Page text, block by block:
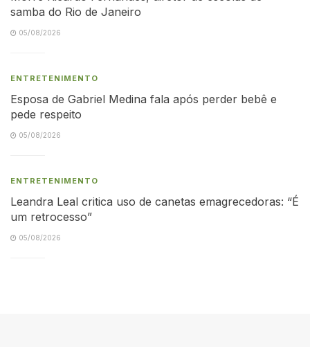
samba do Rio de Janeiro
05/08/2026
ENTRETENIMENTO
Esposa de Gabriel Medina fala após perder bebê e
pede respeito
05/08/2026
ENTRETENIMENTO
Leandra Leal critica uso de canetas emagrecedoras: “É
um retrocesso”
05/08/2026